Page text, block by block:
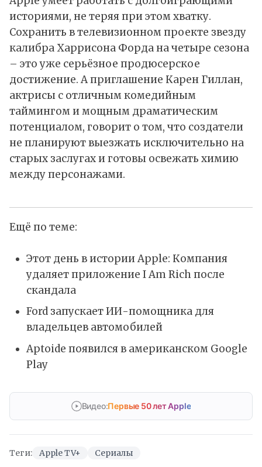
историями, не теряя при этом хватку.
Сохранить в телевизионном проекте звезду
калибра Харрисона Форда на четыре сезона
– это уже серьёзное продюсерское
достижение. А приглашение Карен Гиллан,
актрисы с отличным комедийным
таймингом и мощным драматическим
потенциалом, говорит о том, что создатели
не планируют выезжать исключительно на
старых заслугах и готовы освежать химию
между персонажами.
Ещё по теме:
Этот день в истории Apple: Компания
удаляет приложение I Am Rich после
скандала
Ford запускает ИИ-помощника для
владельцев автомобилей
Aptoide появился в американском Google
Play
Видео:Первые 50 лет Apple
Теги: Apple TV+ Сериалы